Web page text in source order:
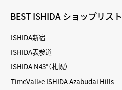
BEST ISHIDA ショップリスト
ISHIDA新宿
ISHIDA表参道
ISHIDA N43°（札幌）
TimeVallée ISHIDA Azabudai Hills